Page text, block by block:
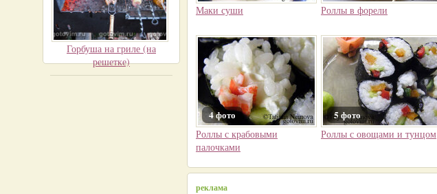
Горбуша на гриле (на
решетке)
Маки суши Роллы в форели
4 фото
Роллы с крабовыми
палочками
5 фото
Роллы с овощами и тунцом
реклама